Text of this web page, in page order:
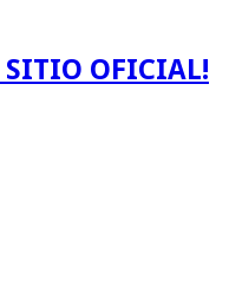
OFICIAL!